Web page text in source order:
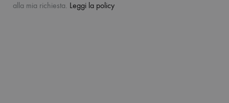
alla mia richiesta. Leggi la policy